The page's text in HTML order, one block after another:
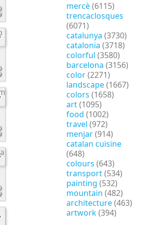
mercè(6115)
trencaclosques
(6071)
catalunya (3730)
catalonia (3718)
colorful (3580)
barcelona (3156)
color(2271)
landscape(1667)
colors (1658)
art(1095)
food (1002)
travel (972)
menjar(914)
catalan cuisine
(648)
colours (643)
transport(534)
painting (532)
mountain (482)
architecture(463)
artwork(394)